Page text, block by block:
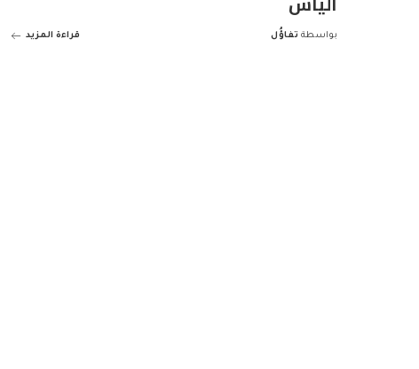
Posted
بواسطة تفاؤُل قراءة المزيد